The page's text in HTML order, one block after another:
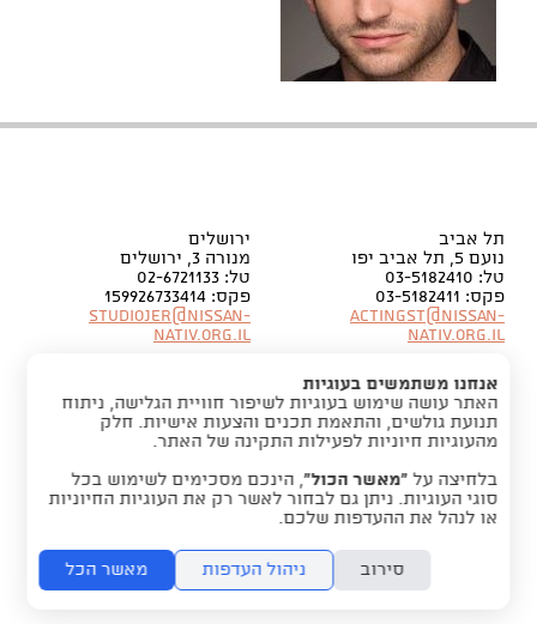
תל אביב
נועם 5, תל אביב יפו
טל: 03-5182410
פקס: 03-5182411
Actingst@nissan-
nativ.org.il
ירושלים
מנורה 3, ירושלים
טל: 02-6721133
פקס: 159926733414
Studiojer@nissan-
nativ.org.il
אנחנו משתמשים בעוגיות
האתר עושה שימוש בעוגיות לשיפור חוויית הגלישה, ניתוח
תנועת גולשים, והתאמת תכנים והצעות אישיות. חלק
מהעוגיות חיוניות לפעילות התקינה של האתר.
בלחיצה על “מאשר הכול”, הינכם מסכימים לשימוש בכל
סוגי העוגיות. ניתן גם לבחור לאשר רק את העוגיות החיוניות
או לנהל את ההעדפות שלכם.
סירוב ניהול העדפות מאשר הכל